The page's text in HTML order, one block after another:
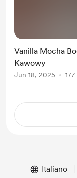
Vanilla Mocha
Kawowy
Jun 18, 2025
Italiano